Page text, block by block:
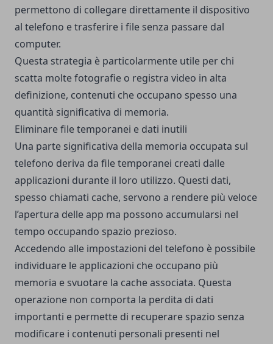
permettono di collegare direttamente il dispositivo
al telefono e trasferire i file senza passare dal
computer.
Questa strategia è particolarmente utile per chi
scatta molte fotografie o registra video in alta
definizione, contenuti che occupano spesso una
quantità significativa di memoria.
Eliminare file temporanei e dati inutili
Una parte significativa della memoria occupata sul
telefono deriva da file temporanei creati dalle
applicazioni durante il loro utilizzo. Questi dati,
spesso chiamati cache, servono a rendere più veloce
l’apertura delle app ma possono accumularsi nel
tempo occupando spazio prezioso.
Accedendo alle impostazioni del telefono è possibile
individuare le applicazioni che occupano più
memoria e svuotare la cache associata. Questa
operazione non comporta la perdita di dati
importanti e permette di recuperare spazio senza
modificare i contenuti personali presenti nel